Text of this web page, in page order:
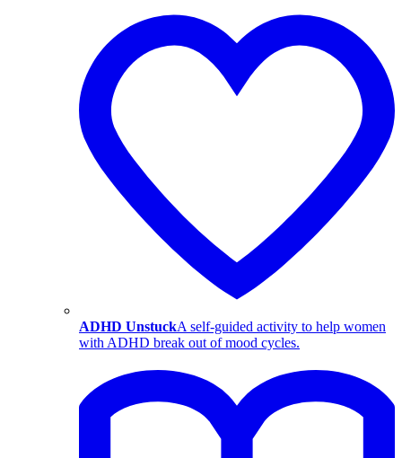
ADHD UnstuckA self-guided activity to help women
with ADHD break out of mood cycles.